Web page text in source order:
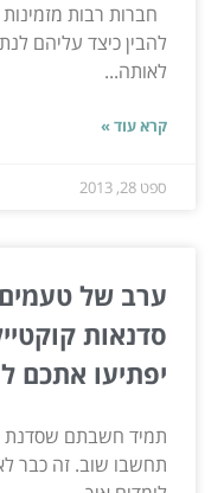
חברות רבות
להבין כיצד עליהם
לאותה...
קרא עוד »
ספט 28, 2013
ערב של
סדנאות
יפתיעו אתכם
תמיד חשבתם שסדנת
תחשבו שוב. זה כבר